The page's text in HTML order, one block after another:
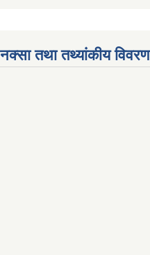
नक्सा तथा तथ्यांकीय विवरण